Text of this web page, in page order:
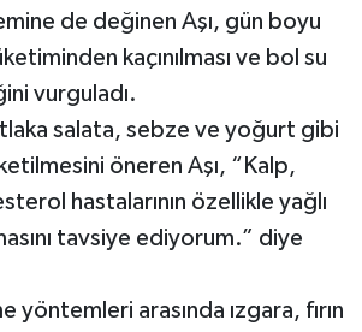
de değinen Aşı, gün boyu
kaçınılması ve bol su
vurguladı.
salata, sebze ve yoğurt gibi
öneren Aşı, “Kalp,
hastalarının özellikle yağlı
tavsiye ediyorum.” diye
yöntemleri arasında ızgara, fırın